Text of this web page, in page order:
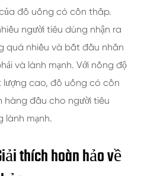
đồ uống có cồn thấp.
người tiêu dùng nhận ra
quá nhiều và bắt đầu nhấn
và lành mạnh. Với nồng độ
cao, đồ uống có cồn
đầu cho người tiêu
lành mạnh.
thích hoàn hảo về